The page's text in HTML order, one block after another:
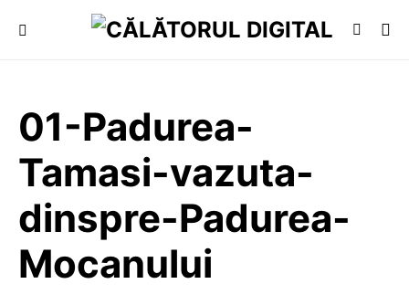
01-Padurea-
Tamasi-vazuta-
dinspre-Padurea-
Mocanului